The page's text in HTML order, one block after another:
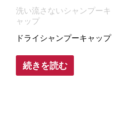
洗い流さないシャンプーキ
ャップ
ドライシャンプーキャップ
続きを読む